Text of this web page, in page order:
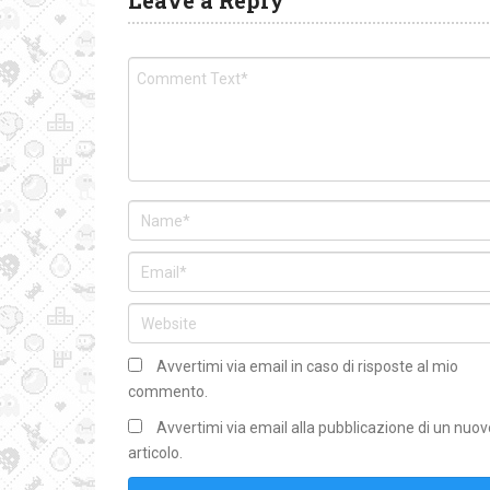
Avvertimi via email in caso di risposte al mio
commento.
Avvertimi via email alla pubblicazione di un
articolo.